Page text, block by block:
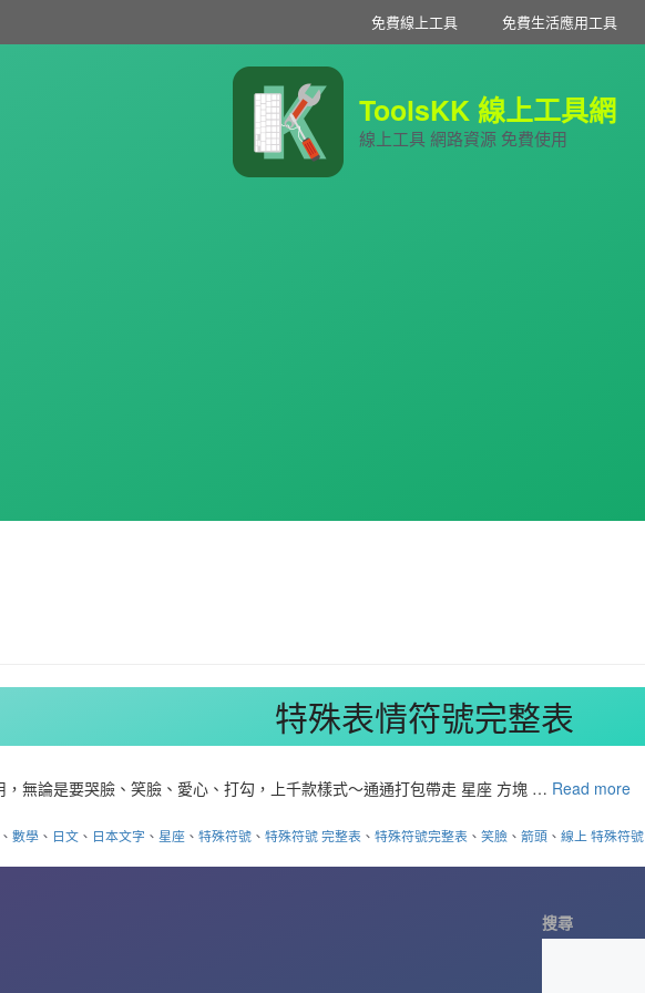
免費線上工具 免費生活應用工具
ToolsKK 線上工具網
線上工具 網路資源 免費使用
特殊表情符號完整表
無論是要哭臉、笑臉、愛心、打勾，上千款樣式～通通打包帶走 星座 方塊 … Read more
、數學 、 日文 、 日本文字 、星座 、特殊符號 、特殊符號 完整表 、特殊符號完整表 、笑臉 、箭頭 、線上 特殊符號
搜尋